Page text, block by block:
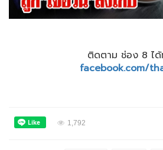
ติดตาม ช่อง 8 ได้
facebook.com/
1,792